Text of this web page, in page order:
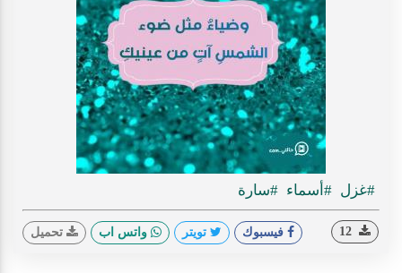
#غزل #أسماء #سارة
فيسبوك تويتر واتس اب تحميل